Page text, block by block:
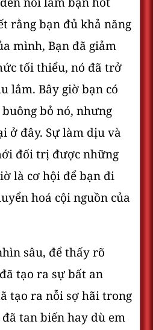
rằng bạn đủ khả năng
mình, Bạn đã giảm
tối thiểu, nó đã trở
lắm. Bây giờ bạn có
bỏ nó, nhưng
ở đây. Sự làm dịu và
đối trị được những
là cơ hội để bạn đi
hoá cội nguồn của
sâu, để thấy rõ
tạo ra sự bất an
tạo ra nỗi sợ hãi trong
tan biến hay dù em